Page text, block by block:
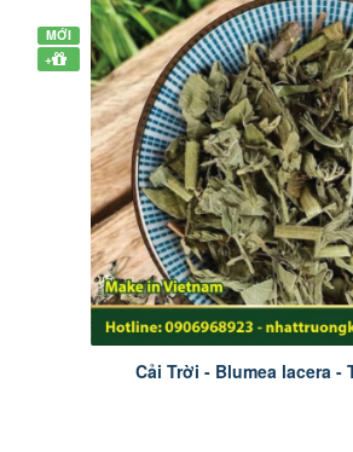
MỚI
+
Cải Trời - Blumea lacera -